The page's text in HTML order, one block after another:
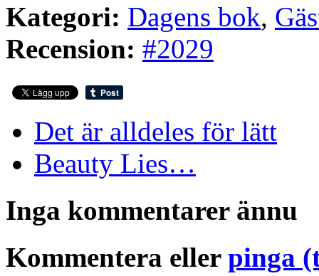
Kategori: Dagens bok,
Recension: #2029
Det är alldeles för lätt
Beauty Lies…
Inga kommentarer ännu
Kommentera eller pinga